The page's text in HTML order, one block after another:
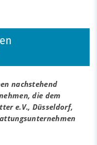
nachstehend
die dem
e.V., Düsseldorf,